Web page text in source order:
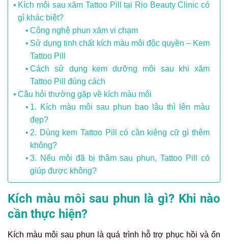
Kích môi sau xăm Tattoo Pill tại Rio Beauty Clinic có
gì khác biệt?
Công nghệ phun xăm vi chạm
Sử dụng tinh chất kích màu môi độc quyền – Kem
Tattoo Pill
Cách sử dụng kem dưỡng môi sau khi xăm
Tattoo Pill đúng cách
Câu hỏi thường gặp về kích màu môi
1. Kích màu môi sau phun bao lâu thì lên màu
đẹp?
2. Dùng kem Tattoo Pill có cần kiêng cữ gì thêm
không?
3. Nếu môi đã bị thâm sau phun, Tattoo Pill có
giúp được không?
Kích màu môi sau phun là gì? Khi nào
cần thực hiện?
Kích màu môi sau phun là quá trình hỗ trợ phục hồi và ổn